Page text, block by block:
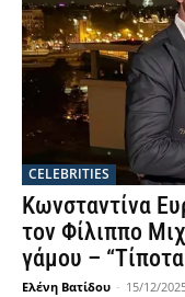
CELEBRITIES
Κωνσταντίνα
τον Φίλιππο
γάμου –
Ελένη Βατίδου - 15/12/